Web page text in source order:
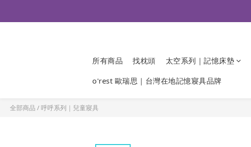
所有商品 找枕頭 太空系列｜記憶床墊
o'rest 歐瑞思｜台灣在地記憶寢具品牌
全部商品 /呼呼系列｜兒童寢具